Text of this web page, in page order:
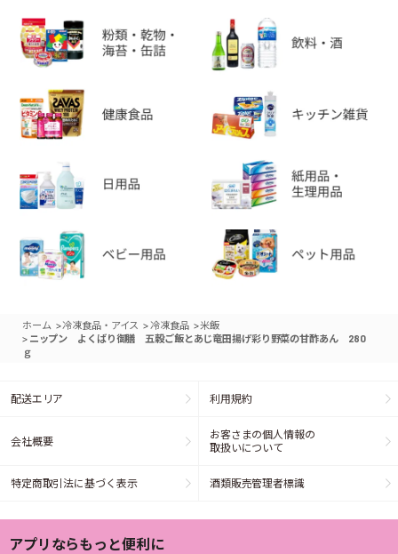
ホーム >冷凍食品・アイス > 冷凍食品 >米飯
> ニップン よくばり御膳 五穀ご飯とあじ竜田揚げ彩り野菜の甘酢あん 280
ｇ
配送エリア 利用規約
会社概要
お客さまの個人情報の
取扱いについて
特定商取引法に基づく表示 酒類販売管理者標識
アプリならもっと便利に